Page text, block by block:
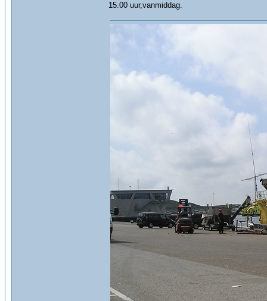
15.00 uur,vanmiddag.